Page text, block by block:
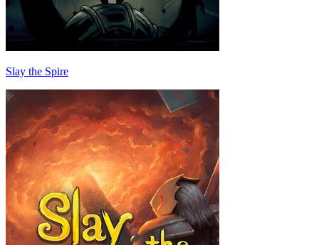
Slay the Spire